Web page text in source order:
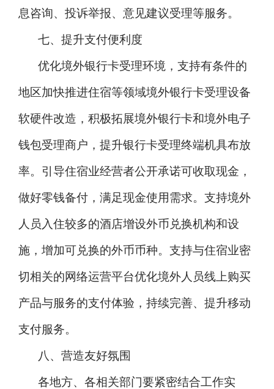
息咨询、投诉举报、意见建议受理等服务。
七、提升支付便利度
优化境外银行卡受理环境，支持有条件的
地区加快推进住宿等领域境外银行卡受理设备
软硬件改造，积极拓展境外银行卡和境外电子
钱包受理商户，提升银行卡受理终端机具布放
率。引导住宿业经营者公开承诺可收取现金，
做好零钱备付，满足现金使用需求。支持境外
人员入住较多的酒店增设外币兑换机构和设
施，增加可兑换的外币币种。支持与住宿业密
切相关的网络运营平台优化境外人员线上购买
产品与服务的支付体验，持续完善、提升移动
支付服务。
八、营造友好氛围
各地方、各相关部门要紧密结合工作实